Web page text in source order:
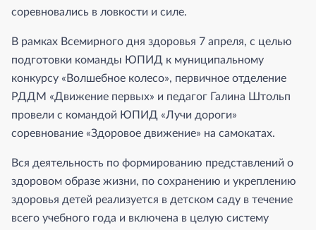
соревновались в ловкости и силе.
В рамках Всемирного дня здоровья 7 апреля, с целью
подготовки команды ЮПИД к муниципальному
конкурсу «Волшебное колесо», первичное отделение
РДДМ «Движение первых» и педагог Галина Штольп
провели с командой ЮПИД «Лучи дороги»
соревнование «Здоровое движение» на самокатах.
Вся деятельность по формированию представлений о
здоровом образе жизни, по сохранению и укреплению
здоровья детей реализуется в детском саду в течение
всего учебного года и включена в целую систему